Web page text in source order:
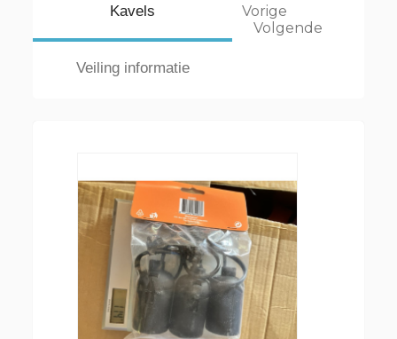
Kavels
Veiling informatie
Vorige
Volgende